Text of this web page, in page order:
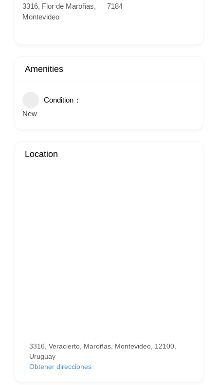
3316, Flor de Maroñas,
Montevideo
7184
Amenities
Condition
New
Location
3316, Veracierto, Maroñas, Montevideo, 12100,
Uruguay
Obtener direcciones